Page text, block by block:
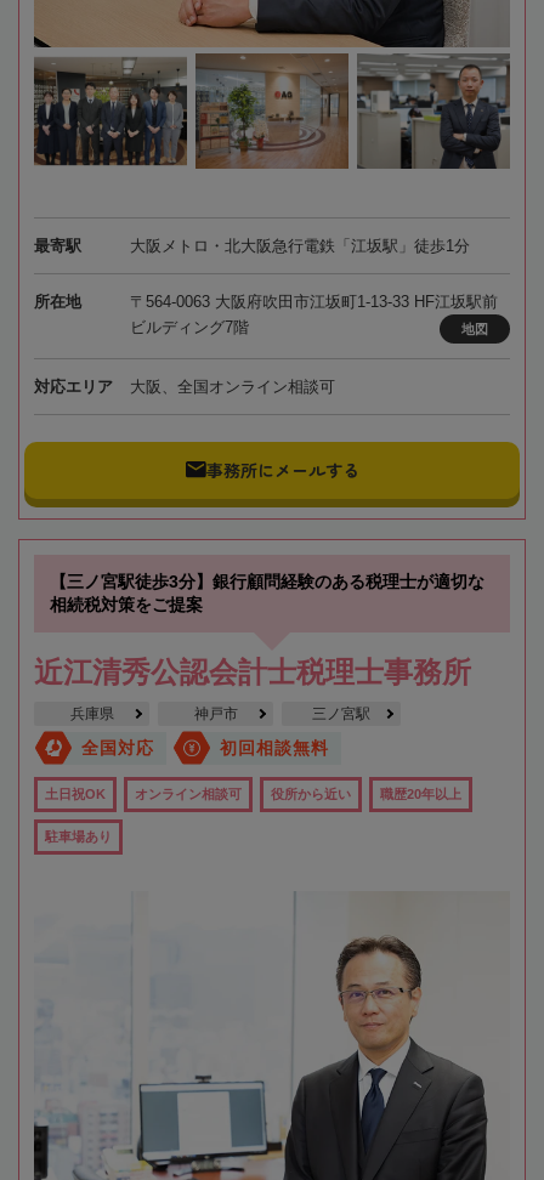
最寄駅 大阪メトロ・北大阪急行電鉄「江坂駅」徒歩1分
所在地
〒564-0063 大阪府吹田市江坂町1-13-33 HF江坂駅前
ビルディング7階
地図
対応エリア 大阪、全国オンライン相談可
事務所にメールする
【三ノ宮駅徒歩3分】銀行顧問経験のある税理士が適切な
相続税対策をご提案
近江清秀公認会計士税理士事務所
兵庫県 神戸市 三ノ宮駅
全国対応 初回相談無料
土日祝OK オンライン相談可 役所から近い 職歴20年以上
駐車場あり